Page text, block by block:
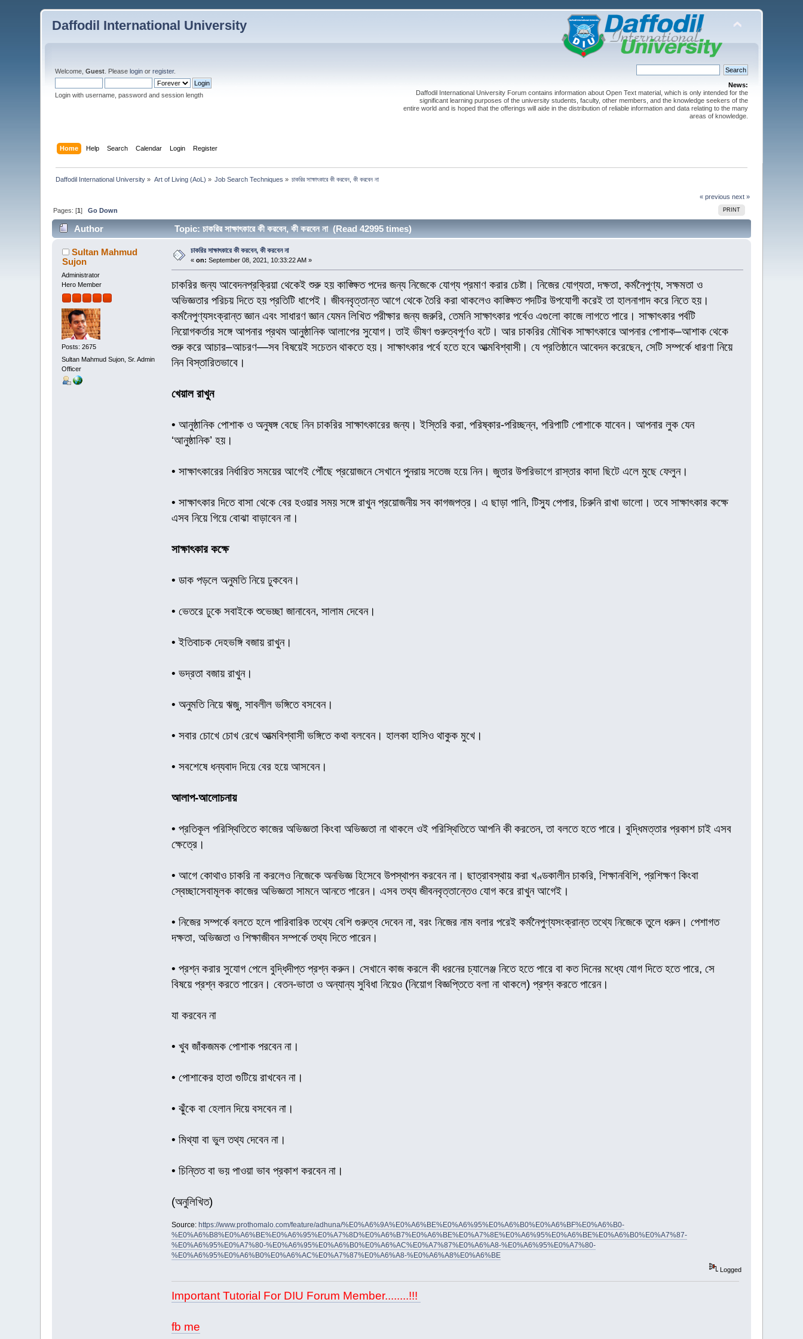
Daffodil International University
Welcome,Guest . Pleaselogin orregister.
Login with username, password and session length
News:
Daffodil International University Forum contains information about Open Text material, which is only intended for the
significant learning purposes of the university students, faculty, other members, and the knowledge seekers of the
entire world and is hoped that the offerings will aide in the distribution of reliable information and data relating to the many
areas of knowledge.
Home Help Search Calendar Login Register
Daffodil International University » Art of Living (AoL) » Job Search Techniques » চাকরির সাক্ষাৎকারে কী করবেন, কী করবেন না
« previous next »
PRINT
Pages: [1]Go Down
Author Topic: চাকরির সাক্ষাৎকারে কী করবেন, কী করবেন না (Read 42995 times)
Sultan Mahmud
Sujon
Administrator
Hero Member
Posts: 2675
Sultan Mahmud Sujon, Sr. Admin
Officer
চাকরির সাক্ষাৎকারে কী করবেন, কী করবেন না
«on: September 08, 2021, 10:33:22 AM »
চাকরির জন্য আবেদনপ্রক্রিয়া থেকেই শুরু হয় কাঙ্ক্ষিত পদের জন্য নিজেকে যোগ্য প্রমাণ করার চেষ্টা। নিজের যোগ্যতা, দক্ষতা, কর্মনৈপুণ্য, সক্ষমতা ও
অভিজ্ঞতার পরিচয় দিতে হয় প্রতিটি ধাপেই। জীবনবৃত্তান্ত আগে থেকে তৈরি করা থাকলেও কাঙ্ক্ষিত পদটির উপযোগী করেই তা হালনাগাদ করে নিতে হয়।
কর্মনৈপুণ্যসংক্রান্ত জ্ঞান এবং সাধারণ জ্ঞান যেমন লিখিত পরীক্ষার জন্য জরুরি, তেমনি সাক্ষাৎকার পর্বেও এগুলো কাজে লাগতে পারে। সাক্ষাৎকার পর্বটি
নিয়োগকর্তার সঙ্গে আপনার প্রথম আনুষ্ঠানিক আলাপের সুযোগ। তাই ভীষণ গুরুত্বপূর্ণও বটে। আর চাকরির মৌখিক সাক্ষাৎকারে আপনার পোশাক–আশাক থেকে
শুরু করে আচার–আচরণ—সব বিষয়েই সচেতন থাকতে হয়। সাক্ষাৎকার পর্বে হতে হবে আত্মবিশ্বাসী। যে প্রতিষ্ঠানে আবেদন করেছেন, সেটি সম্পর্কে ধারণা নিয়ে
নিন বিস্তারিতভাবে।
খেয়াল রাখুন
• আনুষ্ঠানিক পোশাক ও অনুষঙ্গ বেছে নিন চাকরির সাক্ষাৎকারের জন্য। ইস্তিরি করা, পরিষ্কার-পরিচ্ছন্ন, পরিপাটি পোশাকে যাবেন। আপনার লুক যেন
‘আনুষ্ঠানিক’ হয়।
• সাক্ষাৎকারের নির্ধারিত সময়ের আগেই পৌঁছে প্রয়োজনে সেখানে পুনরায় সতেজ হয়ে নিন। জুতার উপরিভাগে রাস্তার কাদা ছিটে এলে মুছে ফেলুন।
• সাক্ষাৎকার দিতে বাসা থেকে বের হওয়ার সময় সঙ্গে রাখুন প্রয়োজনীয় সব কাগজপত্র। এ ছাড়া পানি, টিস্যু পেপার, চিরুনি রাখা ভালো। তবে সাক্ষাৎকার কক্ষে
এসব নিয়ে গিয়ে বোঝা বাড়াবেন না।
সাক্ষাৎকার কক্ষে
• ডাক পড়লে অনুমতি নিয়ে ঢুকবেন।
• ভেতরে ঢুকে সবাইকে শুভেচ্ছা জানাবেন, সালাম দেবেন।
• ইতিবাচক দেহভঙ্গি বজায় রাখুন।
• ভদ্রতা বজায় রাখুন।
• অনুমতি নিয়ে ঋজু, সাবলীল ভঙ্গিতে বসবেন।
• সবার চোখে চোখ রেখে আত্মবিশ্বাসী ভঙ্গিতে কথা বলবেন। হালকা হাসিও থাকুক মুখে।
• সবশেষে ধন্যবাদ দিয়ে বের হয়ে আসবেন।
আলাপ-আলোচনায়
• প্রতিকূল পরিস্থিতিতে কাজের অভিজ্ঞতা কিংবা অভিজ্ঞতা না থাকলে ওই পরিস্থিতিতে আপনি কী করতেন, তা বলতে হতে পারে। বুদ্ধিমত্তার প্রকাশ চাই এসব
ক্ষেত্রে।
• আগে কোথাও চাকরি না করলেও নিজেকে অনভিজ্ঞ হিসেবে উপস্থাপন করবেন না। ছাত্রাবস্থায় করা খণ্ডকালীন চাকরি, শিক্ষানবিশি, প্রশিক্ষণ কিংবা
স্বেচ্ছাসেবামূলক কাজের অভিজ্ঞতা সামনে আনতে পারেন। এসব তথ্য জীবনবৃত্তান্তেও যোগ করে রাখুন আগেই।
• নিজের সম্পর্কে বলতে হলে পারিবারিক তথ্যে বেশি গুরুত্ব দেবেন না, বরং নিজের নাম বলার পরেই কর্মনৈপুণ্যসংক্রান্ত তথ্যে নিজেকে তুলে ধরুন। পেশাগত
দক্ষতা, অভিজ্ঞতা ও শিক্ষাজীবন সম্পর্কে তথ্য দিতে পারেন।
• প্রশ্ন করার সুযোগ পেলে বুদ্ধিদীপ্ত প্রশ্ন করুন। সেখানে কাজ করলে কী ধরনের চ্যালেঞ্জ নিতে হতে পারে বা কত দিনের মধ্যে যোগ দিতে হতে পারে, সে
বিষয়ে প্রশ্ন করতে পারেন। বেতন-ভাতা ও অন্যান্য সুবিধা নিয়েও (নিয়োগ বিজ্ঞপ্তিতে বলা না থাকলে) প্রশ্ন করতে পারেন।
যা করবেন না
• খুব জাঁকজমক পোশাক পরবেন না।
• পোশাকের হাতা গুটিয়ে রাখবেন না।
• ঝুঁকে বা হেলান দিয়ে বসবেন না।
• মিথ্যা বা ভুল তথ্য দেবেন না।
• চিন্তিত বা ভয় পাওয়া ভাব প্রকাশ করবেন না।
(অনুলিখিত)
Source: https://www.prothomalo.com/feature/adhuna/%E0%A6%9A%E0%A6%BE%E0%A6%95%E0%A6%B0%E0%A6%BF%E0%A6%B0-
%E0%A6%B8%E0%A6%BE%E0%A6%95%E0%A7%8D%E0%A6%B7%E0%A6%BE%E0%A7%8E%E0%A6%95%E0%A6%BE%E0%A6%B0%E0%A7%87-
%E0%A6%95%E0%A7%80-%E0%A6%95%E0%A6%B0%E0%A6%AC%E0%A7%87%E0%A6%A8-%E0%A6%95%E0%A7%80-
%E0%A6%95%E0%A6%B0%E0%A6%AC%E0%A7%87%E0%A6%A8-%E0%A6%A8%E0%A6%BE
Logged
Important Tutorial For DIU Forum Member........!!!
fb me